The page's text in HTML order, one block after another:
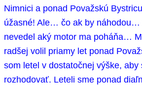
Nimnici a ponad Považskú
úžasné! Ale… čo ak by náhodou…
nevedel aký motor ma poháňa…
radšej volil priamy let ponad
som letel v dostatočnej výške, aby
rozhodovať. Leteli sme ponad